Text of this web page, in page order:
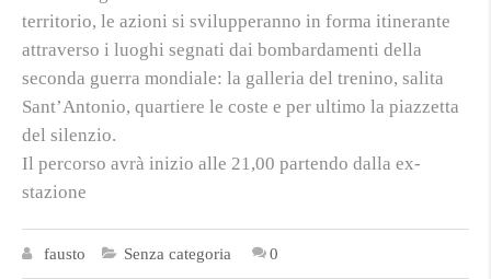
territorio, le azioni si svilupperanno in forma itinerante
attraverso i luoghi segnati dai bombardamenti della
seconda guerra mondiale: la galleria del trenino, salita
Sant’Antonio, quartiere le coste e per ultimo la piazzetta
del silenzio.
Il percorso avrà inizio alle 21,00 partendo dalla ex-
stazione
fausto Senza categoria 0